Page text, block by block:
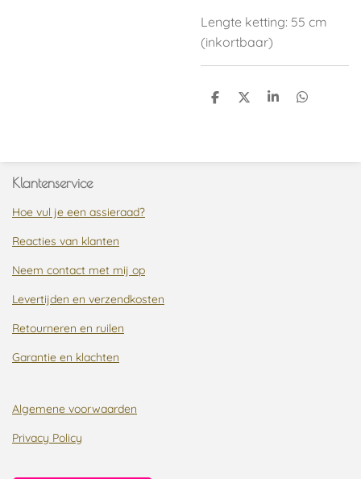
Lengte ketting: 55 cm
(inkortbaar)
D
D
S
D
Klantenservice
Hoe vul je een assieraad?
Reacties van klanten
Neem contact met mij op
Levertijden en verzendkosten
Retourneren en ruilen
Garantie en klachten
Algemene voorwaarden
Privacy Policy